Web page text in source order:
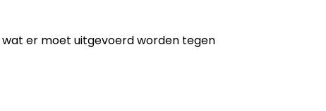
er moet uitgevoerd worden tegen